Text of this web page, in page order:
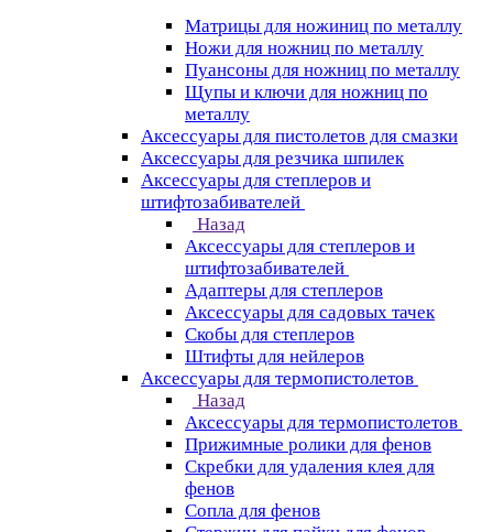
Матрицы для ножиниц по металлу
Ножи для ножниц по металлу
Пуансоны для ножниц по металлу
Щупы и ключи для ножниц по
металлу
Аксессуары для пистолетов для смазки
Аксессуары для резчика шпилек
Аксессуары для степлеров и
штифтозабивателей
Назад
Аксессуары для степлеров и
штифтозабивателей
Адаптеры для степлеров
Аксессуары для садовых тачек
Скобы для степлеров
Штифты для нейлеров
Аксессуары для термопистолетов
Назад
Аксессуары для термопистолетов
Прижимные ролики для фенов
Скребки для удаления клея для
фенов
Сопла для фенов